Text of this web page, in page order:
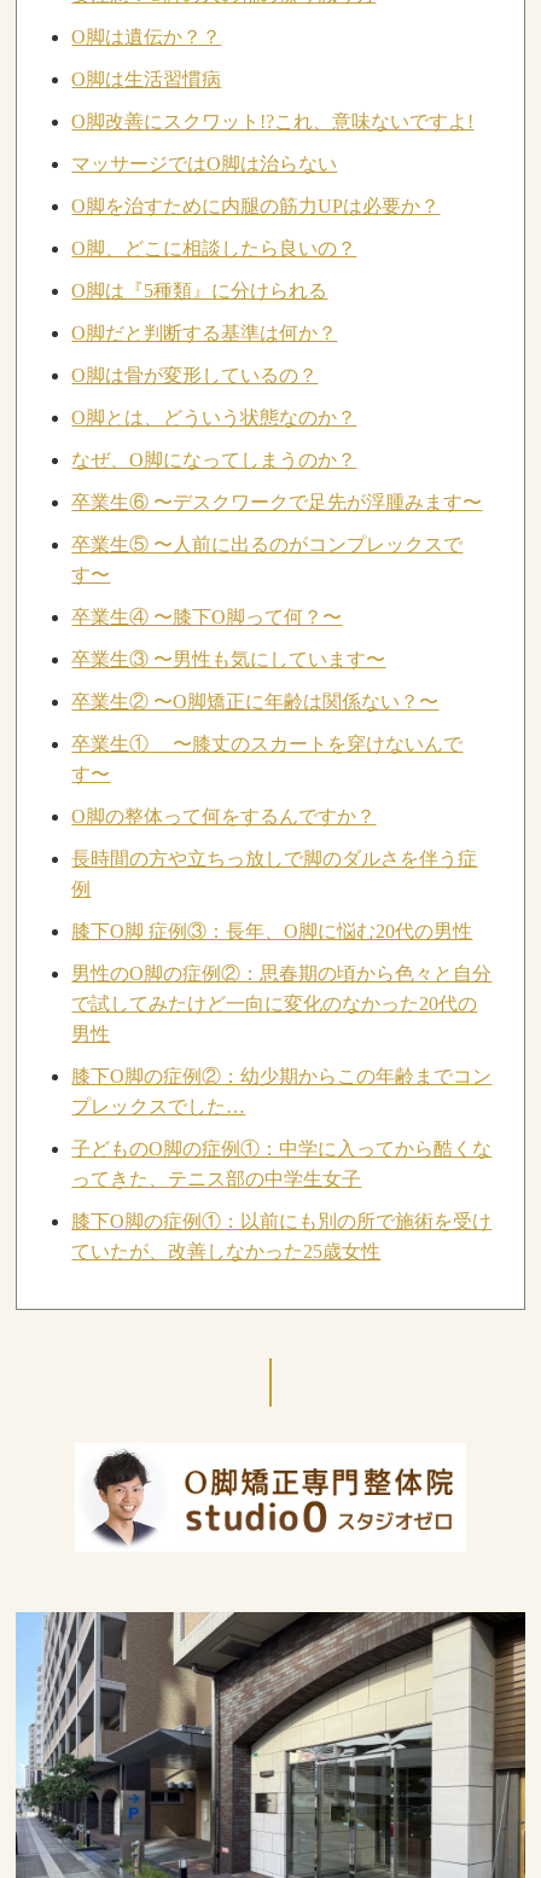
O脚は遺伝か？？
O脚は生活習慣病
O脚改善にスクワット!?これ、意味ないですよ!
マッサージではO脚は治らない
O脚を治すために内腿の筋力UPは必要か？
O脚、どこに相談したら良いの？
O脚は『5種類』に分けられる
O脚だと判断する基準は何か？
O脚は骨が変形しているの？
O脚とは、どういう状態なのか？
なぜ、O脚になってしまうのか？
卒業生⑥ 〜デスクワークで足先が浮腫みます〜
卒業生⑤ 〜人前に出るのがコンプレックスで
す〜
卒業生④ 〜膝下O脚って何？〜
卒業生③ 〜男性も気にしています〜
卒業生② 〜O脚矯正に年齢は関係ない？〜
卒業生① 〜膝丈のスカートを穿けないんで
す〜
O脚の整体って何をするんですか？
長時間の方や立ちっ放しで脚のダルさを伴う症
例
膝下O脚 症例③：長年、O脚に悩む20代の男性
男性のO脚の症例②：思春期の頃から色々と自分
で試してみたけど一向に変化のなかった20代の
男性
膝下O脚の症例②：幼少期からこの年齢までコン
プレックスでした…
子どものO脚の症例①：中学に入ってから酷くな
ってきた、テニス部の中学生女子
膝下O脚の症例①：以前にも別の所で施術を受け
ていたが、改善しなかった25歳女性